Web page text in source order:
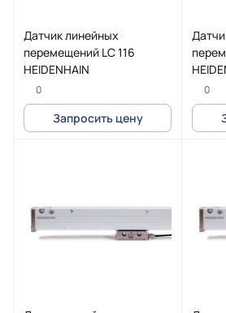
Датчик линейных
перемещений LC 116
HEIDENHAIN
0
Запросить цену
0